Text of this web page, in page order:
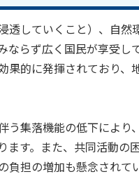
透していくこと）、自然
ならず広く国民が享受し
果的に発揮されており、
う集落機能の低下により
ます。また、共同活動の
担の増加も懸念されてい